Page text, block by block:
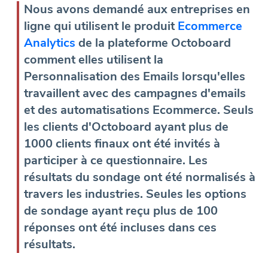
Nous avons demandé aux entreprises en
ligne qui utilisent le produitEcommerce
Analytics de la plateforme Octoboard
comment elles utilisent la
Personnalisation des Emails lorsqu'elles
travaillent avec des campagnes d'emails
et des automatisations Ecommerce. Seuls
les clients d'Octoboard ayant plus de
1000 clients finaux ont été invités à
participer à ce questionnaire. Les
résultats du sondage ont été normalisés à
travers les industries. Seules les options
de sondage ayant reçu plus de 100
réponses ont été incluses dans ces
résultats.